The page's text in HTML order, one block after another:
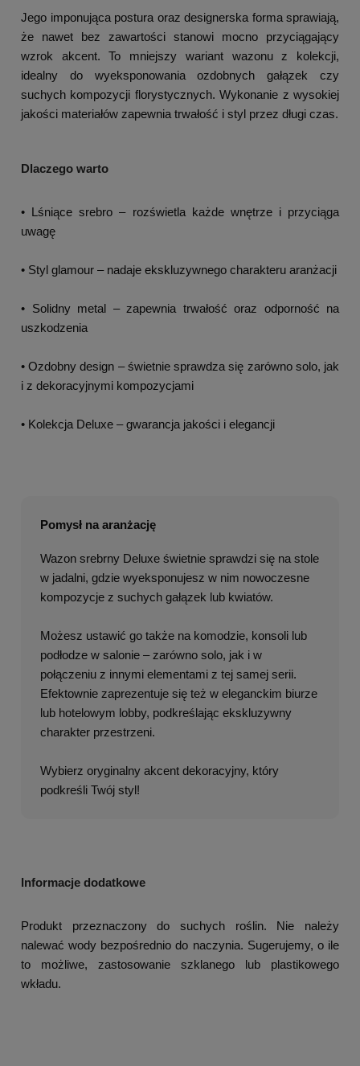
Jego imponująca postura oraz designerska forma sprawiają,
że nawet bez zawartości stanowi mocno przyciągający
wzrok akcent. To mniejszy wariant wazonu z kolekcji,
idealny do wyeksponowania ozdobnych gałązek czy
suchych kompozycji florystycznych. Wykonanie z wysokiej
jakości materiałów zapewnia trwałość i styl przez długi czas.
Dlaczego warto
• Lśniące srebro – rozświetla każde wnętrze i przyciąga
uwagę
• Styl glamour – nadaje ekskluzywnego charakteru aranżacji
• Solidny metal – zapewnia trwałość oraz odporność na
uszkodzenia
• Ozdobny design – świetnie sprawdza się zarówno solo, jak
i z dekoracyjnymi kompozycjami
• Kolekcja Deluxe – gwarancja jakości i elegancji
Pomysł na aranżację
Wazon srebrny Deluxe świetnie sprawdzi się na stole
w jadalni, gdzie wyeksponujesz w nim nowoczesne
kompozycje z suchych gałązek lub kwiatów.
Możesz ustawić go także na komodzie, konsoli lub
podłodze w salonie – zarówno solo, jak i w
połączeniu z innymi elementami z tej samej serii.
Efektownie zaprezentuje się też w eleganckim biurze
lub hotelowym lobby, podkreślając ekskluzywny
charakter przestrzeni.
Wybierz oryginalny akcent dekoracyjny, który
podkreśli Twój styl!
Informacje dodatkowe
Produkt przeznaczony do suchych roślin. Nie należy
nalewać wody bezpośrednio do naczynia. Sugerujemy, o ile
to możliwe, zastosowanie szklanego lub plastikowego
wkładu.